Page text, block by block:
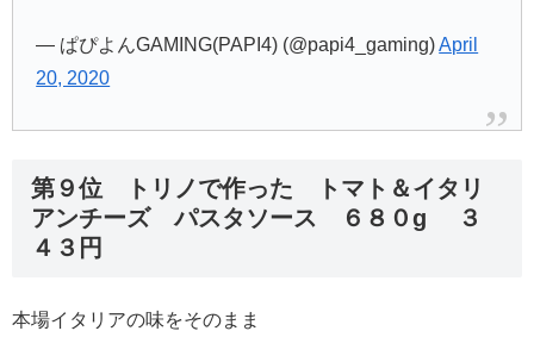
— ぱぴよんGAMING(PAPI4) (@papi4_gaming)April
20, 2020
第９位 トリノで作った トマト＆イタリ
アンチーズ パスタソース ６８０g ３
４３円
本場イタリアの味をそのまま